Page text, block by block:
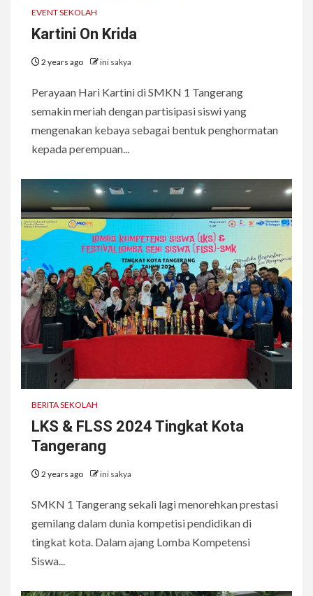
EVENT SEKOLAH
Kartini On Krida
2 years ago ini sakya
Perayaan Hari Kartini di SMKN 1 Tangerang
semakin meriah dengan partisipasi siswi yang
mengenakan kebaya sebagai bentuk penghormatan
kepada perempuan...
BERITA SEKOLAH
LKS & FLSS 2024 Tingkat Kota
Tangerang
2 years ago ini sakya
SMKN 1 Tangerang sekali lagi menorehkan prestasi
gemilang dalam dunia kompetisi pendidikan di
tingkat kota. Dalam ajang Lomba Kompetensi
Siswa...